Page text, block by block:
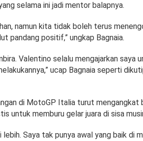
selama ini jadi mentor balapnya.
namun kita tidak boleh terus
pandang positif,” ungkap Bagnaia.
Valentino selalu mengajarkan saya
ucap Bagnaia seperti
di MotoGP Italia turut mengangkat
untuk memburu gelar juara di sisa
Saya tak punya awal yang baik di